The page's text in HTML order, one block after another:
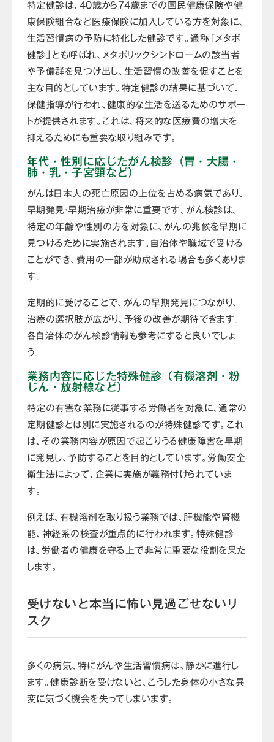
特定健診は、40歳から74歳までの国民健康保険や健
康保険組合など医療保険に加入している方を対象に、
生活習慣病の予防に特化した健診です。通称「メタボ
健診」とも呼ばれ、メタボリックシンドロームの該当者
や予備群を見つけ出し、生活習慣の改善を促すことを
主な目的としています。特定健診の結果に基づいて、
保健指導が行われ、健康的な生活を送るためのサポー
トが提供されます。これは、将来的な医療費の増大を
抑えるためにも重要な取り組みです。
年代・性別に応じたがん検診（胃・大腸・
肺・乳・子宮頸など）
がんは日本人の死亡原因の上位を占める病気であり、
早期発見・早期治療が非常に重要です。がん検診は、
特定の年齢や性別の方を対象に、がんの兆候を早期に
見つけるために実施されます。自治体や職域で受ける
ことができ、費用の一部が助成される場合も多くありま
す。
定期的に受けることで、がんの早期発見につながり、
治療の選択肢が広がり、予後の改善が期待できます。
各自治体のがん検診情報も参考にすると良いでしょ
う。
業務内容に応じた特殊健診（有機溶剤・粉
じん・放射線など）
特定の有害な業務に従事する労働者を対象に、通常の
定期健診とは別に実施されるのが特殊健診です。これ
は、その業務内容が原因で起こりうる健康障害を早期
に発見し、予防することを目的としています。労働安全
衛生法によって、企業に実施が義務付けられていま
す。
例えば、有機溶剤を取り扱う業務では、肝機能や腎機
能、神経系の検査が重点的に行われます。特殊健診
は、労働者の健康を守る上で非常に重要な役割を果た
します。
受けないと本当に怖い見過ごせないリ
スク
多くの病気、特にがんや生活習慣病は、静かに進行し
ます。健康診断を受けないと、こうした身体の小さな異
変に気づく機会を失ってしまいます。